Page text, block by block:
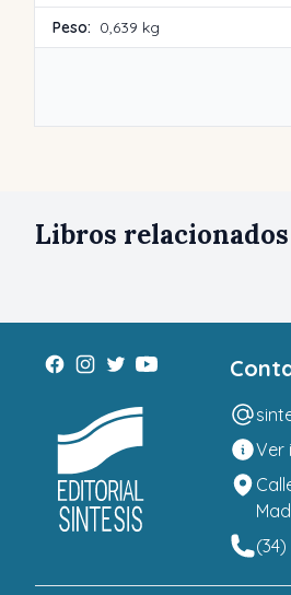
Peso: 0,639 kg
Libros relacionados
Ver
(34)